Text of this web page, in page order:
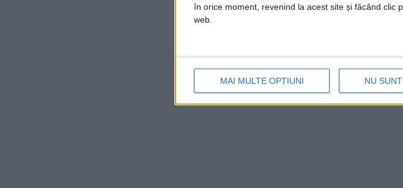
în orice moment, revenind la acest site și făcând clic
web.
MAI MULTE OPȚIUNI NU